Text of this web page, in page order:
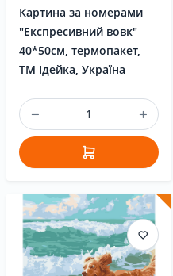
Картина за номерами
"Експресивний вовк"
40*50см, термопакет,
ТМ Ідейка, Україна